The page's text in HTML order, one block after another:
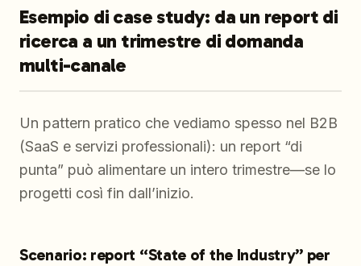
Esempio di case study: da un report di
ricerca a un trimestre di domanda
multi-canale
Un pattern pratico che vediamo spesso nel B2B
(SaaS e servizi professionali): un report “di
punta” può alimentare un intero trimestre—se lo
progetti così fin dall’inizio.
Scenario: report “State of the Industry” per